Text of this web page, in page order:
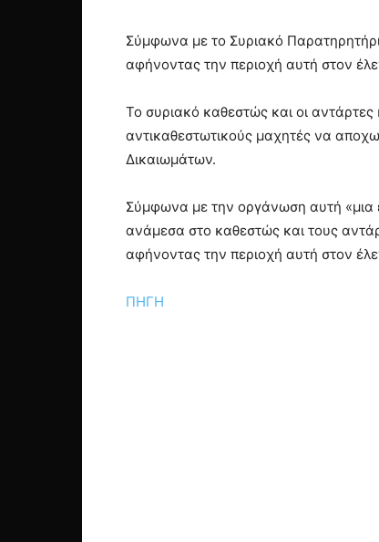
Σύμφωνα με το Συριακό
αφήνοντας την περιοχή αυτή στον
Το συριακό καθεστώς και οι
αντικαθεστωτικούς μαχητές να
Δικαιωμάτων.
Σύμφωνα με την οργάνωση αυτή «μια
ανάμεσα στο καθεστώς και τους
αφήνοντας την περιοχή αυτή στον
ΠΗΓΗ